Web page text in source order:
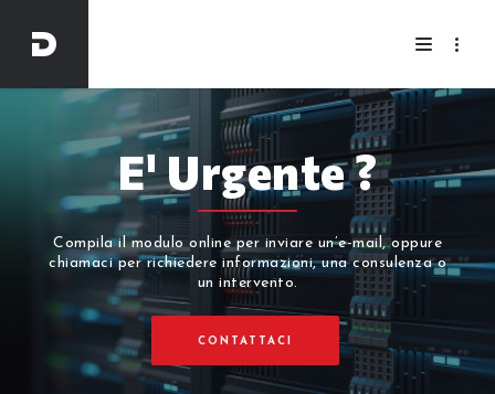
E' Urgente ?
Compila il modulo online per inviare un’e-mail, oppure
chiamaci per richiedere informazioni, una consulenza o
un intervento.
CONTATTACI